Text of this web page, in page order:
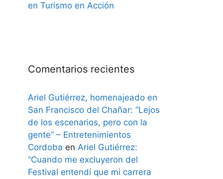
en Turismo en Acción
Comentarios recientes
Ariel Gutiérrez, homenajeado en
San Francisco del Chañar: “Lejos
de los escenarios, pero con la
gente” – Entretenimientos
Cordoba en Ariel Gutiérrez:
“Cuando me excluyeron del
Festival entendí que mi carrera